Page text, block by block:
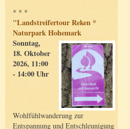
* * *
"Landstreifertour Reken *
Naturpark Hohemark
Sonntag,
18. Oktober
2026, 11:00
- 14:00 Uhr
Wohlfühlwanderung zur
Entspannung und Entschleunigung